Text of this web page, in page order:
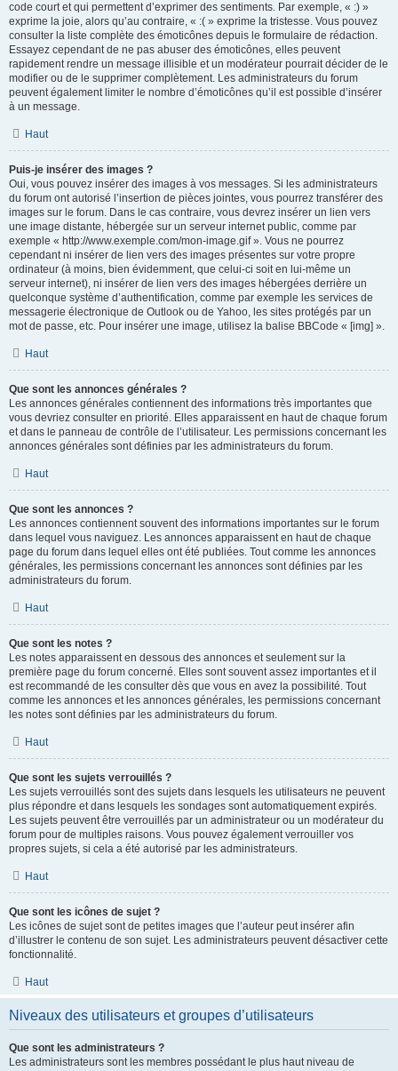
code court et qui permettent d’exprimer des sentiments. Par exemple, « :) »
exprime la joie, alors qu’au contraire, « :( » exprime la tristesse. Vous pouvez
consulter la liste complète des émoticônes depuis le formulaire de rédaction.
Essayez cependant de ne pas abuser des émoticônes, elles peuvent
rapidement rendre un message illisible et un modérateur pourrait décider de le
modifier ou de le supprimer complètement. Les administrateurs du forum
peuvent également limiter le nombre d’émoticônes qu’il est possible d’insérer
à un message.
Haut
Puis-je insérer des images ?
Oui, vous pouvez insérer des images à vos messages. Si les administrateurs
du forum ont autorisé l’insertion de pièces jointes, vous pourrez transférer des
images sur le forum. Dans le cas contraire, vous devrez insérer un lien vers
une image distante, hébergée sur un serveur internet public, comme par
exemple « http://www.exemple.com/mon-image.gif ». Vous ne pourrez
cependant ni insérer de lien vers des images présentes sur votre propre
ordinateur (à moins, bien évidemment, que celui-ci soit en lui-même un
serveur internet), ni insérer de lien vers des images hébergées derrière un
quelconque système d’authentification, comme par exemple les services de
messagerie électronique de Outlook ou de Yahoo, les sites protégés par un
mot de passe, etc. Pour insérer une image, utilisez la balise BBCode « [img] ».
Haut
Que sont les annonces générales ?
Les annonces générales contiennent des informations très importantes que
vous devriez consulter en priorité. Elles apparaissent en haut de chaque forum
et dans le panneau de contrôle de l’utilisateur. Les permissions concernant les
annonces générales sont définies par les administrateurs du forum.
Haut
Que sont les annonces ?
Les annonces contiennent souvent des informations importantes sur le forum
dans lequel vous naviguez. Les annonces apparaissent en haut de chaque
page du forum dans lequel elles ont été publiées. Tout comme les annonces
générales, les permissions concernant les annonces sont définies par les
administrateurs du forum.
Haut
Que sont les notes ?
Les notes apparaissent en dessous des annonces et seulement sur la
première page du forum concerné. Elles sont souvent assez importantes et il
est recommandé de les consulter dès que vous en avez la possibilité. Tout
comme les annonces et les annonces générales, les permissions concernant
les notes sont définies par les administrateurs du forum.
Haut
Que sont les sujets verrouillés ?
Les sujets verrouillés sont des sujets dans lesquels les utilisateurs ne peuvent
plus répondre et dans lesquels les sondages sont automatiquement expirés.
Les sujets peuvent être verrouillés par un administrateur ou un modérateur du
forum pour de multiples raisons. Vous pouvez également verrouiller vos
propres sujets, si cela a été autorisé par les administrateurs.
Haut
Que sont les icônes de sujet ?
Les icônes de sujet sont de petites images que l’auteur peut insérer afin
d’illustrer le contenu de son sujet. Les administrateurs peuvent désactiver cette
fonctionnalité.
Haut
Niveaux des utilisateurs et groupes d’utilisateurs
Que sont les administrateurs ?
Les administrateurs sont les membres possédant le plus haut niveau de